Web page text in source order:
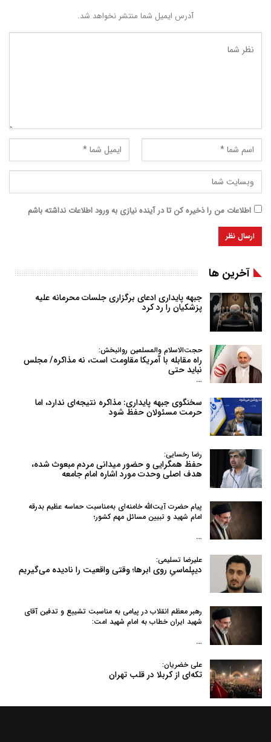
آدرس ایمیل شما منتشر نخواهد شد.
اطلاعات من را ذخیره کن تا در آینده نیازی به ورود اطلاعات نداشته باشم
آخرین ها
جبهه پایداری ادعای برگزاری جلسات محرمانه علیه
پزشکیان را رد کرد
حجت‌الاسلام والمسلمین روانبخش:
راه مقابله با آمریکا مقاومت است، نه مذاکره/ مجلس
نباید حتی
…
سخنگوی جبهه پایداری: مذاکره نتیجه‌ای ندارد، اما
حرمت مسئولان حفظ شود
رضا رخسایی:
حفظ همگرایی و حضور میدانی مردم مبعوث شده،
هدف اصلی وحدت مورد اشاره امام جامعه
پیام حضرت آیت‌الله خامنه‌ای به‌مناسبت حماسه عظیم بدرقه
امام شهید و تبیین مسائل مهم کشور؛
…
علیرضا تسلیمی:
دیپلماسیِ روی ابرها؛ وقتی واقعیت را نادیده می‌گیریم
رهبر معظم انقلاب در پیامی به‌ مناسبت تشییع و تدفین آقای
شهید ایران خطاب به امام شهید امت:
…
علی خضریان:
تکه‌ای از کربلا در قلب تهران